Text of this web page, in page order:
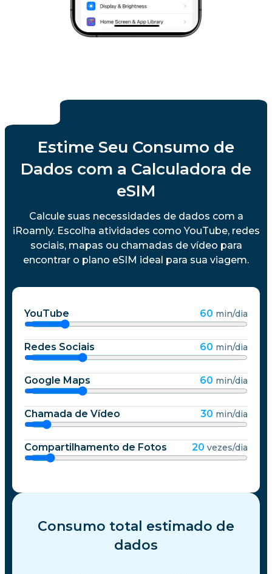
Estime Seu Consumo de
Dados com a Calculadora de
eSIM
Calcule suas necessidades de dados com a
iRoamly. Escolha atividades como YouTube, redes
sociais, mapas ou chamadas de vídeo para
encontrar o plano eSIM ideal para sua viagem.
YouTube 60 min/dia
Redes Sociais 60 min/dia
Google Maps 60 min/dia
Chamada de Vídeo 30 min/dia
Compartilhamento de Fotos 20 vezes/dia
Consumo total estimado de
dados